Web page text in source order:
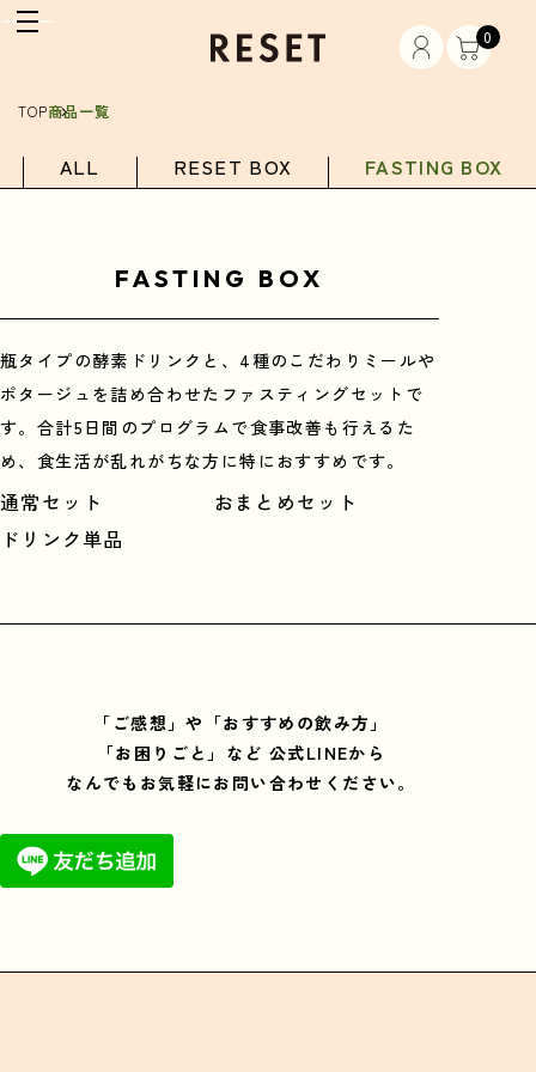
0
TOP商品一覧
ALL RESET BOX FASTING BOX
FASTING BOX
瓶タイプの酵素ドリンクと、4種のこだわりミールや
ポタージュを詰め合わせたファスティングセットで
す。合計5日間のプログラムで食事改善も行えるた
め、食生活が乱れがちな方に特におすすめです。
通常セット
おまとめセット
ドリンク単品
「ご感想」や「おすすめの飲み方」
「お困りごと」など 公式LINEから
なんでもお気軽にお問い合わせください。